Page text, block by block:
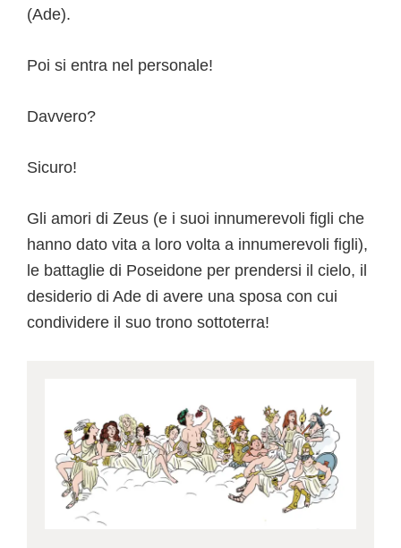
(Ade).
Poi si entra nel personale!
Davvero?
Sicuro!
Gli amori di Zeus (e i suoi innumerevoli figli che
hanno dato vita a loro volta a innumerevoli figli),
le battaglie di Poseidone per prendersi il cielo, il
desiderio di Ade di avere una sposa con cui
condividere il suo trono sottoterra!